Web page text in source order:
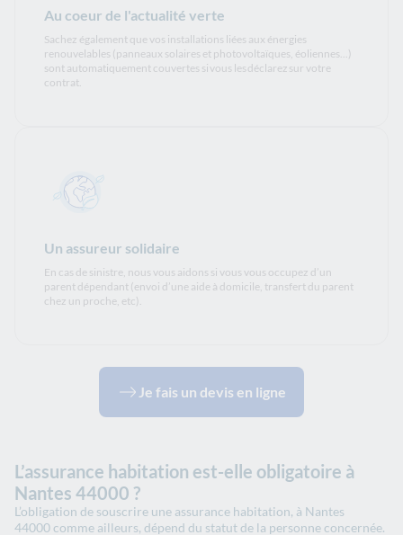
Au coeur de l'actualité verte
Sachez également que vos installations liées aux énergies
renouvelables (panneaux solaires et photovoltaïques, éoliennes...)
sont automatiquement couvertes si vous les déclarez sur votre
contrat.
Un assureur solidaire
En cas de sinistre, nous vous aidons si vous vous occupez d’un
parent dépendant (envoi d’une aide à domicile, transfert du parent
chez un proche, etc).
Je fais un devis en ligne
L’assurance habitation est-elle obligatoire à
Nantes 44000 ?
L’obligation de souscrire une assurance habitation, à Nantes
44000 comme ailleurs, dépend du statut de la personne concernée.